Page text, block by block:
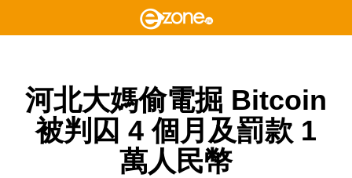
河北大媽偷電掘 Bitcoin
被判囚 4 個月及罰款 1
萬人民幣